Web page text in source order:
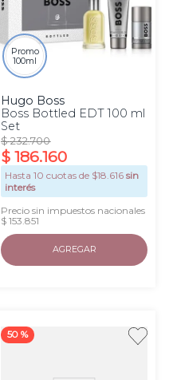
Promo
100ml
Hugo Boss
Boss Bottled EDT 100 ml
Set
$ 232.700
$ 186.160
Hasta10 cuotas de $18.616 sin
interés
Precio sin impuestos nacionales
$ 153.851
AGREGAR
50 %